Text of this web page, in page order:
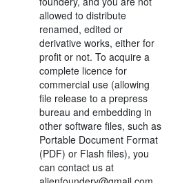
allowed to distribute
renamed, edited or
derivative works, either for
profit or not. To acquire a
complete licence for
commercial use (allowing
file release to a prepress
bureau and embedding in
other software files, such as
Portable Document Format
(PDF) or Flash files), you
can contact us at